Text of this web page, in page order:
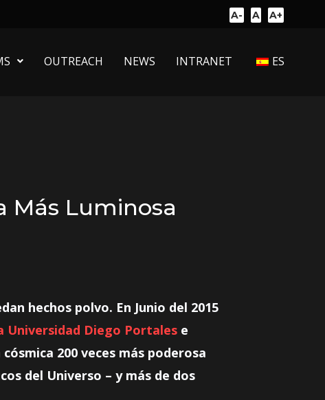
A- A A+
OUTREACH NEWS INTRANET ES
Más Luminosa
hechos polvo. En Junio del 2015
Universidad Diego Portales e
200 veces más poderosa
del Universo – y más de dos